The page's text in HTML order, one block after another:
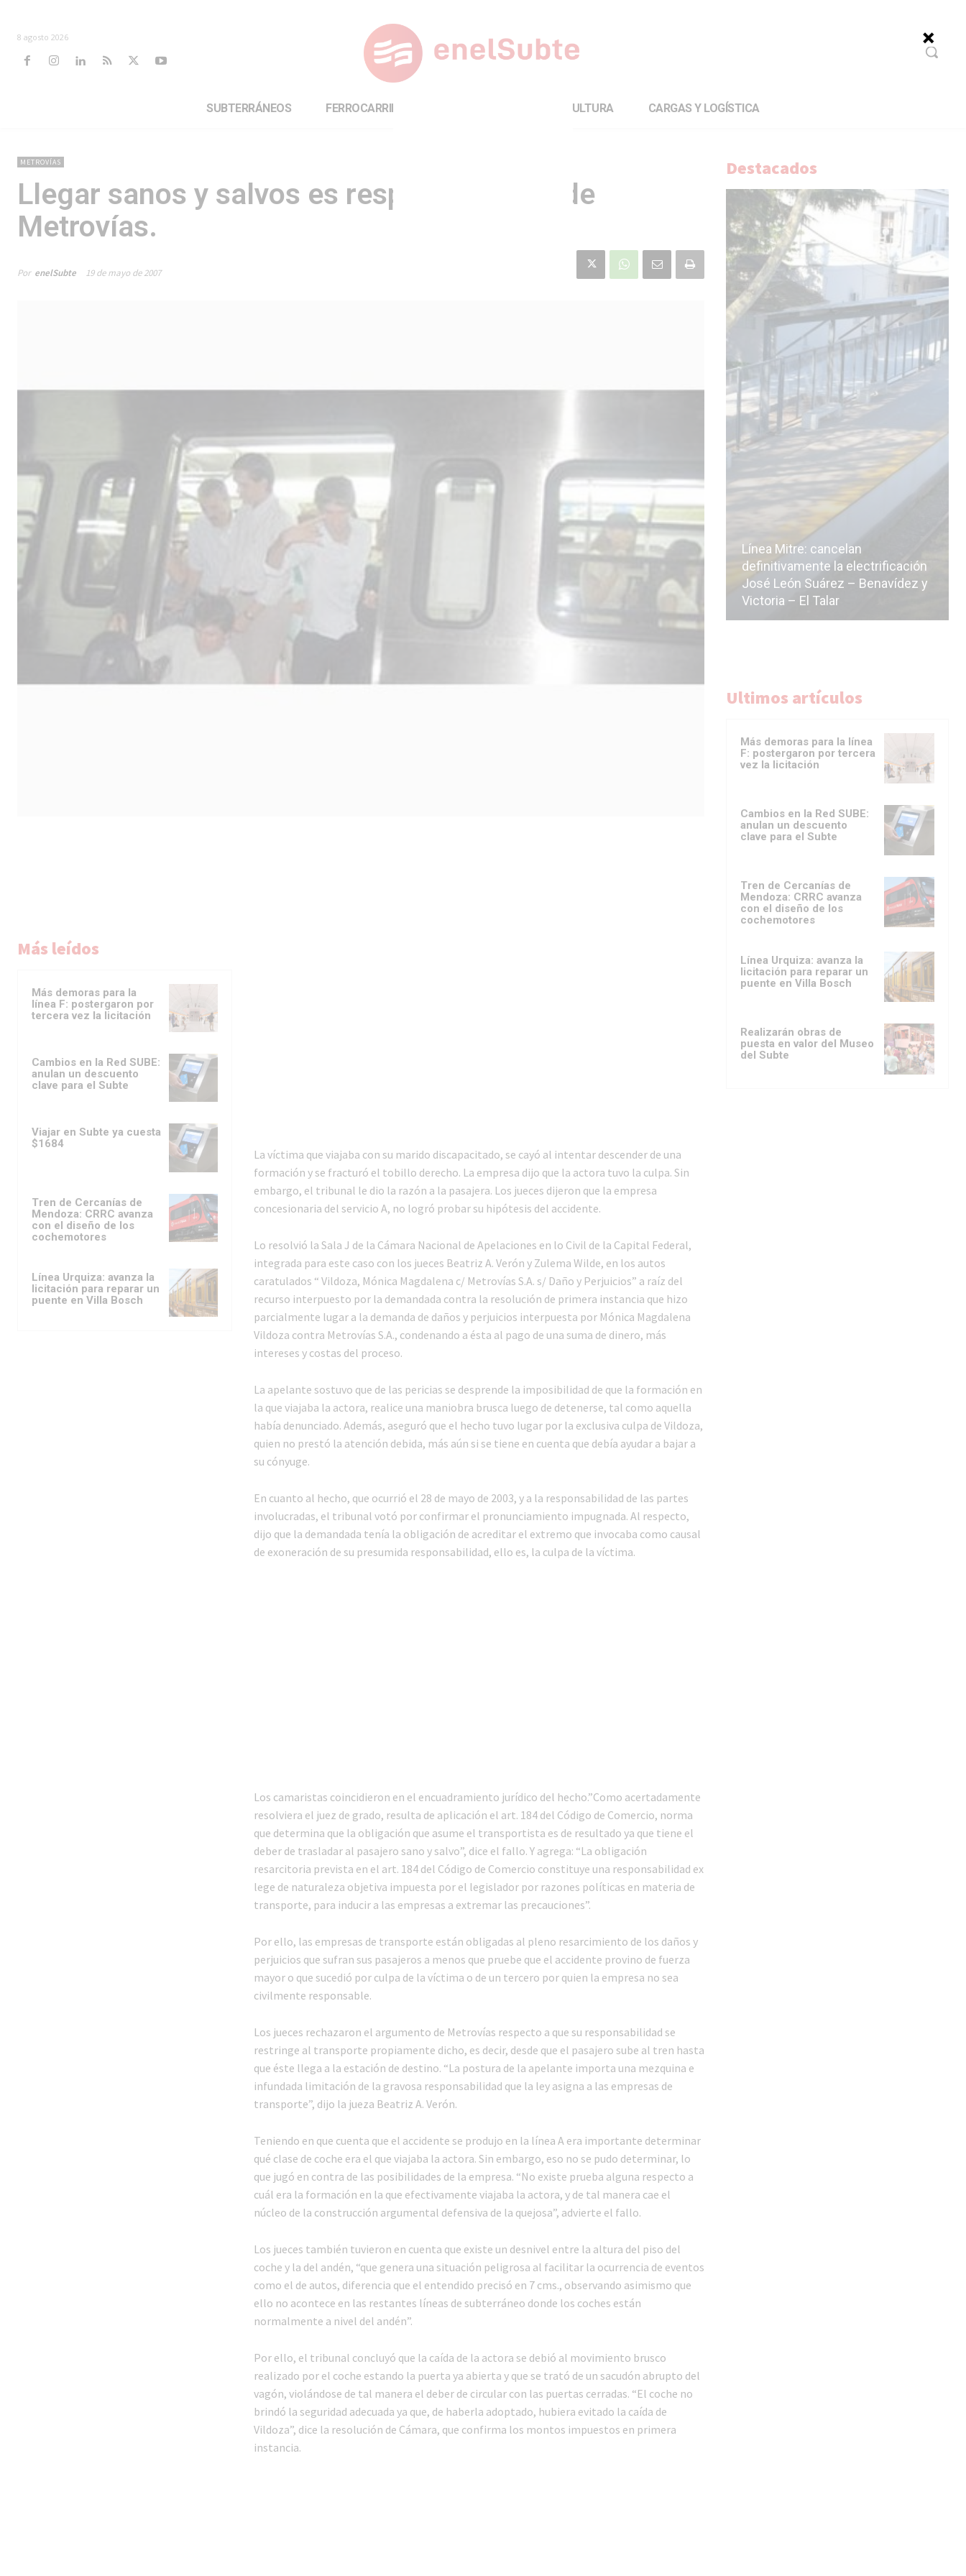
8 agosto 2026
SUBTERRÁNEOS FERROCARRILES CULTURA CARGAS Y LOGÍSTICA
METROVÍAS
Llegar sanos y salvos es responsabilidad de
Metrovías.
Por enelSubte 19 de mayo de 2007
Más leídos
Más demoras para la
línea F: postergaron por
tercera vez la licitación
Cambios en la Red SUBE:
anulan un descuento
clave para el Subte
Viajar en Subte ya cuesta
$1684
Tren de Cercanías de
Mendoza: CRRC avanza
con el diseño de los
cochemotores
Línea Urquiza: avanza la
licitación para reparar un
puente en Villa Bosch
La víctima que viajaba con su marido discapacitado, se cayó al intentar descender de una
formación y se fracturó el tobillo derecho. La empresa dijo que la actora tuvo la culpa. Sin
embargo, el tribunal le dio la razón a la pasajera. Los jueces dijeron que la empresa
concesionaria del servicio A, no logró probar su hipótesis del accidente.
Lo resolvió la Sala J de la Cámara Nacional de Apelaciones en lo Civil de la Capital Federal,
integrada para este caso con los jueces Beatriz A. Verón y Zulema Wilde, en los autos
caratulados “ Vildoza, Mónica Magdalena c/ Metrovías S.A. s/ Daño y Perjuicios” a raíz del
recurso interpuesto por la demandada contra la resolución de primera instancia que hizo
parcialmente lugar a la demanda de daños y perjuicios interpuesta por Mónica Magdalena
Vildoza contra Metrovías S.A., condenando a ésta al pago de una suma de dinero, más
intereses y costas del proceso.
La apelante sostuvo que de las pericias se desprende la imposibilidad de que la formación en
la que viajaba la actora, realice una maniobra brusca luego de detenerse, tal como aquella
había denunciado. Además, aseguró que el hecho tuvo lugar por la exclusiva culpa de Vildoza,
quien no prestó la atención debida, más aún si se tiene en cuenta que debía ayudar a bajar a
su cónyuge.
En cuanto al hecho, que ocurrió el 28 de mayo de 2003, y a la responsabilidad de las partes
involucradas, el tribunal votó por confirmar el pronunciamiento impugnada. Al respecto,
dijo que la demandada tenía la obligación de acreditar el extremo que invocaba como causal
de exoneración de su presumida responsabilidad, ello es, la culpa de la víctima.
Los camaristas coincidieron en el encuadramiento jurídico del hecho.”Como acertadamente
resolviera el juez de grado, resulta de aplicación el art. 184 del Código de Comercio, norma
que determina que la obligación que asume el transportista es de resultado ya que tiene el
deber de trasladar al pasajero sano y salvo”, dice el fallo. Y agrega: “La obligación
resarcitoria prevista en el art. 184 del Código de Comercio constituye una responsabilidad ex
lege de naturaleza objetiva impuesta por el legislador por razones políticas en materia de
transporte, para inducir a las empresas a extremar las precauciones”.
Por ello, las empresas de transporte están obligadas al pleno resarcimiento de los daños y
perjuicios que sufran sus pasajeros a menos que pruebe que el accidente provino de fuerza
mayor o que sucedió por culpa de la víctima o de un tercero por quien la empresa no sea
civilmente responsable.
Los jueces rechazaron el argumento de Metrovías respecto a que su responsabilidad se
restringe al transporte propiamente dicho, es decir, desde que el pasajero sube al tren hasta
que éste llega a la estación de destino. “La postura de la apelante importa una mezquina e
infundada limitación de la gravosa responsabilidad que la ley asigna a las empresas de
transporte”, dijo la jueza Beatriz A. Verón.
Teniendo en que cuenta que el accidente se produjo en la línea A era importante determinar
qué clase de coche era el que viajaba la actora. Sin embargo, eso no se pudo determinar, lo
que jugó en contra de las posibilidades de la empresa. “No existe prueba alguna respecto a
cuál era la formación en la que efectivamente viajaba la actora, y de tal manera cae el
núcleo de la construcción argumental defensiva de la quejosa”, advierte el fallo.
Los jueces también tuvieron en cuenta que existe un desnivel entre la altura del piso del
coche y la del andén, “que genera una situación peligrosa al facilitar la ocurrencia de eventos
como el de autos, diferencia que el entendido precisó en 7 cms., observando asimismo que
ello no acontece en las restantes líneas de subterráneo donde los coches están
normalmente a nivel del andén”.
Por ello, el tribunal concluyó que la caída de la actora se debió al movimiento brusco
realizado por el coche estando la puerta ya abierta y que se trató de un sacudón abrupto del
vagón, violándose de tal manera el deber de circular con las puertas cerradas. “El coche no
brindó la seguridad adecuada ya que, de haberla adoptado, hubiera evitado la caída de
Vildoza”, dice la resolución de Cámara, que confirma los montos impuestos en primera
instancia.
Destacados
Malestar en el sector privado por
los cambios sin fin al proyecto de
la línea F
Línea Mitre: dieron oficialmente
de baja la construcción de la
estación Nordelta
Línea Mitre: cancelan
definitivamente la electrificación
José León Suárez – Benavídez y
Victoria – El Talar
Ultimos artículos
Más demoras para la línea
F: postergaron por tercera
vez la licitación
Cambios en la Red SUBE:
anulan un descuento
clave para el Subte
Tren de Cercanías de
Mendoza: CRRC avanza
con el diseño de los
cochemotores
Línea Urquiza: avanza la
licitación para reparar un
puente en Villa Bosch
Realizarán obras de
puesta en valor del Museo
del Subte